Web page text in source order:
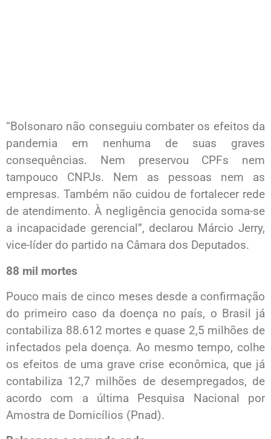
“Bolsonaro não conseguiu combater os efeitos da
pandemia em nenhuma de suas graves
consequências. Nem preservou CPFs nem
tampouco CNPJs. Nem as pessoas nem as
empresas. Também não cuidou de fortalecer rede
de atendimento. À negligência genocida soma-se
a incapacidade gerencial”, declarou Márcio Jerry,
vice-líder do partido na Câmara dos Deputados.
88 mil mortes
Pouco mais de cinco meses desde a confirmação
do primeiro caso da doença no país, o Brasil já
contabiliza 88.612 mortes e quase 2,5 milhões de
infectados pela doença. Ao mesmo tempo, colhe
os efeitos de uma grave crise econômica, que já
contabiliza 12,7 milhões de desempregados, de
acordo com a última Pesquisa Nacional por
Amostra de Domicílios (Pnad).